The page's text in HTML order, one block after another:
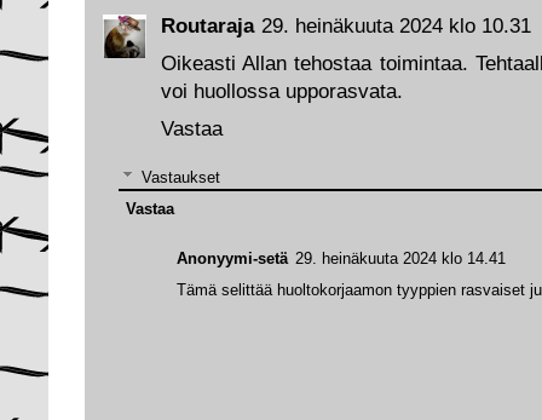
Routaraja 29. heinäkuuta 2024 klo 10.31
Oikeasti Allan tehostaa toimintaa.
voi huollossa upporasvata.
Vastaa
Vastaukset
Anonyymi-setä 29. heinäkuuta 2024 klo 14.41
Tämä selittää huoltokorjaamon tyyppien rasvaiset
Vastaa